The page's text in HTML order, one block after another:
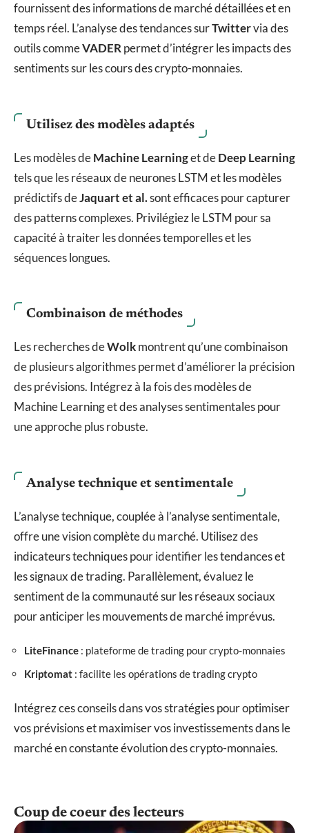
fournissent des informations de marché détaillées et en
temps réel. L’analyse des tendances surTwittervia des
outils commeVADERpermet d’intégrer les impacts des
sentiments sur les cours des crypto-monnaies.
Utilisez des modèles adaptés
Les modèles deMachine Learninget deDeep Learning
tels que les réseaux de neurones LSTM et les modèles
prédictifs deJaquart et al.sont efficaces pour capturer
des patterns complexes. Privilégiez le LSTM pour sa
capacité à traiter les données temporelles et les
séquences longues.
Combinaison de méthodes
Les recherches deWolkmontrent qu’une combinaison
de plusieurs algorithmes permet d’améliorer la précision
des prévisions. Intégrez à la fois des modèles de
Machine Learning et des analyses sentimentales pour
une approche plus robuste.
Analyse technique et sentimentale
L’analyse technique, couplée à l’analyse sentimentale,
offre une vision complète du marché. Utilisez des
indicateurs techniques pour identifier les tendances et
les signaux de trading. Parallèlement, évaluez le
sentiment de la communauté sur les réseaux sociaux
pour anticiper les mouvements de marché imprévus.
LiteFinance : plateforme de trading pour crypto-monnaies
Kriptomat : facilite les opérations de trading crypto
Intégrez ces conseils dans vos stratégies pour optimiser
vos prévisions et maximiser vos investissements dans le
marché en constante évolution des crypto-monnaies.
Coup de coeur des lecteurs